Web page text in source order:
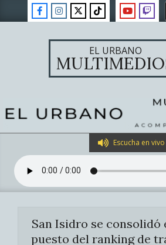
to
EL URBANO
Navigation
Menu
Escucha en vivo
San Isidro se consolidó
puesto del ranking de